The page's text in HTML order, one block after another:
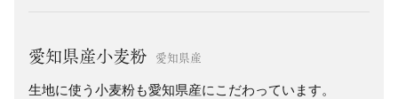
愛知県産小麦粉 愛知県産
生地に使う小麦粉も愛知県産にこだわっています。